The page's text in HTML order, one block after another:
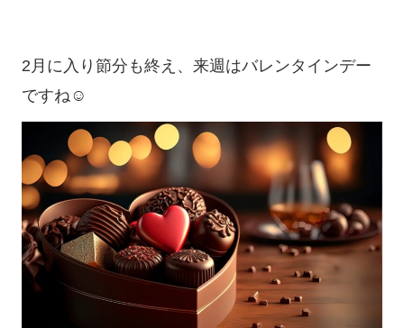
2月に入り節分も終え、来週はバレンタインデー
ですね☺